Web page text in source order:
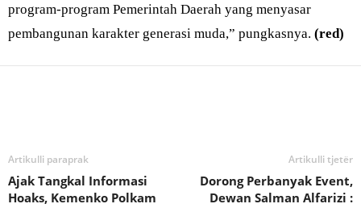
program-program Pemerintah Daerah yang menyasar
pembangunan karakter generasi muda,” pungkasnya. (red)
Artikulli paraprak
Ajak Tangkal Informasi
Hoaks, Kemenko Polkam
Artikulli tjetër
Dorong Perbanyak Event,
Dewan Salman Alfarizi :